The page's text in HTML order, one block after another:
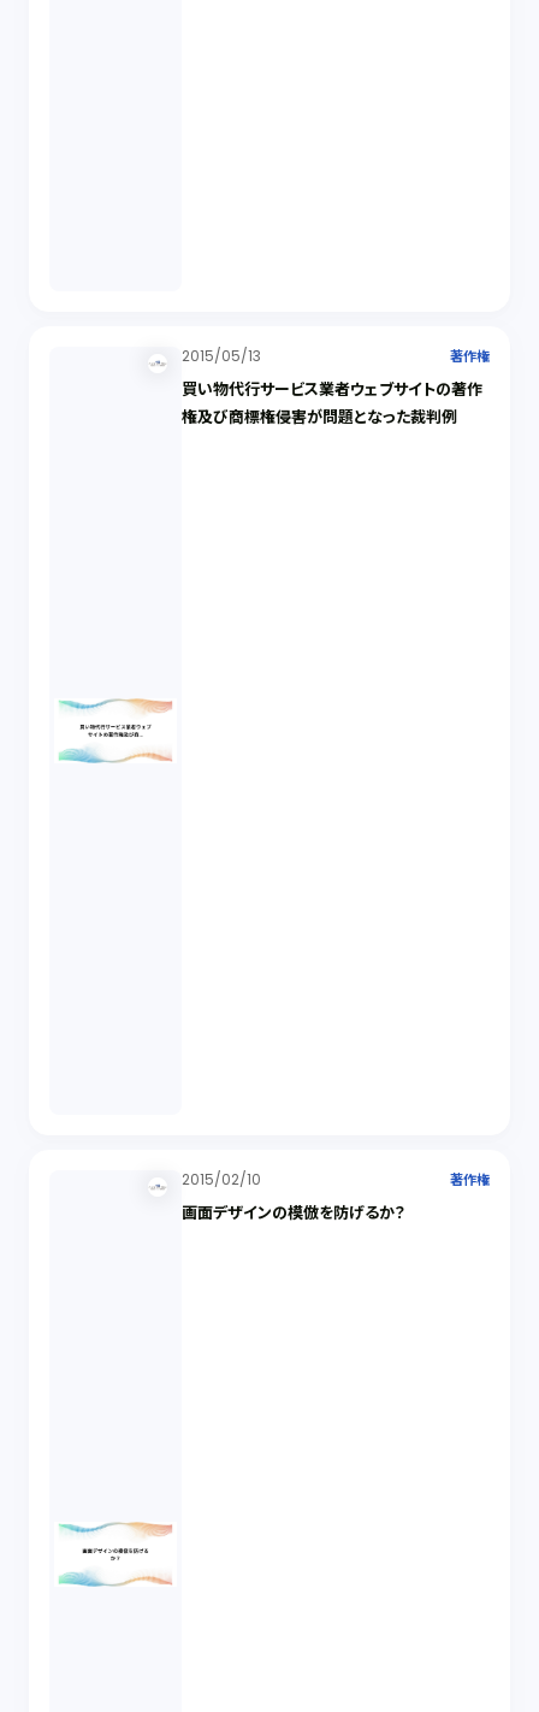
2015/05/13 著作権
買い物代行サービス業者ウェブサイトの著作
権及び商標権侵害が問題となった裁判例
2015/02/10 著作権
画面デザインの模倣を防げるか？